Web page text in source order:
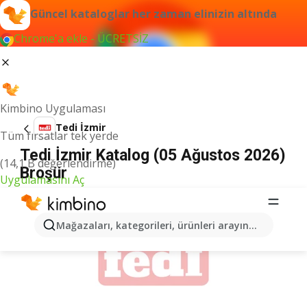
Güncel kataloglar her zaman elinizin altında
Chrome'a ekle - ÜCRETSİZ
Kimbino Uygulaması
Tüm fırsatlar tek yerde
(14,1 B değerlendirme)
Uygulamasını Aç
Mağazaları, kategorileri, ürünleri arayın...
Tedi İzmir
Tedi İzmir Katalog (05 Ağustos 2026)
Broşür